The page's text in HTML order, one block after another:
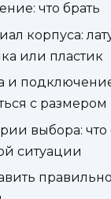
что брать
корпуса:
или пластик
и
с размером
выбора: что
ситуации